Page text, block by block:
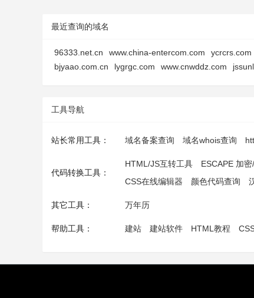
最近查询的域名
96333.net.cn www.china-entercom.com ycrcrs.com
bjyaao.com.cn
lygrgc.com www.cnwddz.com
工具导航
站长常用工具： 域名备案查询 域名whois查询
代码转换工具：
HTML/JS互转工具 ESCAPE 加
CSS在线编辑器
颜色代码查询
其它工具： 万年历
帮助工具： 建站 建站软件 HTML教程